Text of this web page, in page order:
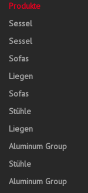
Produkte
Sessel
Sessel
Sofas
Liegen
Sofas
Stühle
Liegen
Aluminum Group
Stühle
Aluminum Group